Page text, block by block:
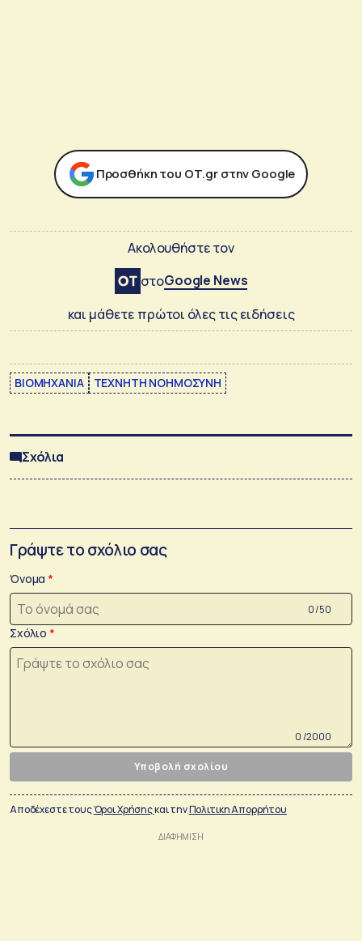
Προσθήκη του ΟΤ.gr στην Google
Ακολουθήστε τον
στοGoogle News
και μάθετε πρώτοι όλες τις ειδήσεις
ΒΙΟΜΗΧΑΝΙΑ ΤΕΧΝΗΤΗ ΝΟΗΜΟΣΥΝΗ
Σχόλια
Γράψτε το σχόλιο σας
Όνομα
0 /50
Σχόλιο
0 /2000
Υποβολή σχολίου
Αποδέχεστε τουςΌροι Χρήσηςκαι τηνΠολιτικη Απορρήτου